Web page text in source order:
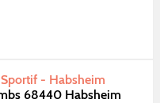
- Habsheim
68440 Habsheim